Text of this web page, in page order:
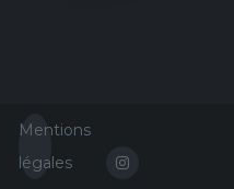
Mentions
légales